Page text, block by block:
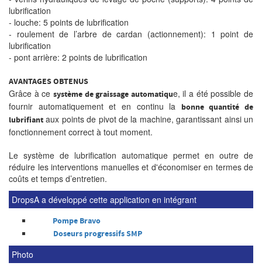
lubrification
- louche: 5 points de lubrification
- roulement de l’arbre de cardan (actionnement): 1 point de
lubrification
- pont arrière: 2 points de lubrification
AVANTAGES OBTENUS
Grâce à ce système de graissage automatique, il a été possible de
fournir automatiquement et en continu la bonne quantité de
lubrifiant aux points de pivot de la machine, garantissant ainsi un
fonctionnement correct à tout moment.
Le système de lubrification automatique permet en outre de
réduire les interventions manuelles et d'économiser en termes de
coûts et temps d’entretien.
DropsA a développé cette application en intégrant
Pompe Bravo
Doseurs progressifs SMP
Photo